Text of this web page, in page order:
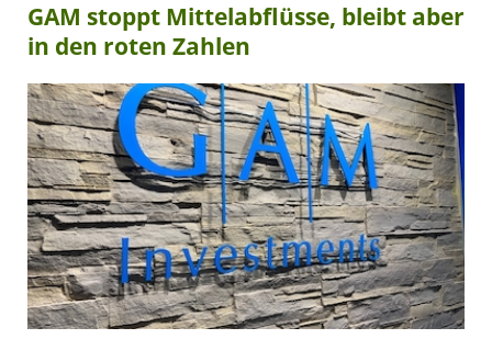
GAM stoppt Mittelabflüsse, bleibt aber
in den roten Zahlen